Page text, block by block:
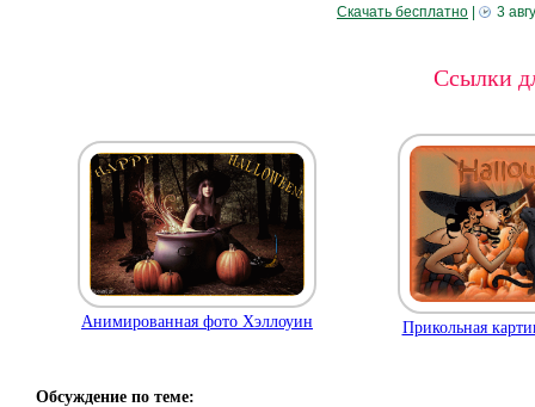
Скачать бесплатно 3
Ссылки
Анимированная фото Хэллоуин Прикольная
Обсуждение по теме: